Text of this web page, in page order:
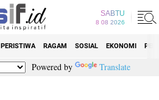
SABTU
8 08 2026
PERISTIWA RAGAM SOSIAL EKONOMI
Powered by Translate